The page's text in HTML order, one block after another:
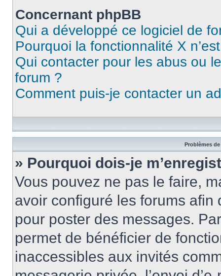
Concernant phpBB
Qui a développé ce logiciel de
Pourquoi la fonctionnalité X
Qui contacter pour les abus ou
forum ?
Comment puis-je contacter un
Problèmes
» Pourquoi dois-je
Vous pouvez ne pas le faire,
avoir configuré les forums afin
pour poster des messages.
permet de bénéficier de
inaccessibles aux invités